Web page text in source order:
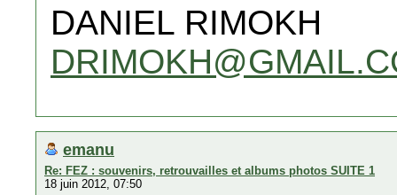
DANIEL RIMOKH
emanu
Re: FEZ : souvenirs, retrouvailles et albums photos SUITE 1
18 juin 2012, 07:50